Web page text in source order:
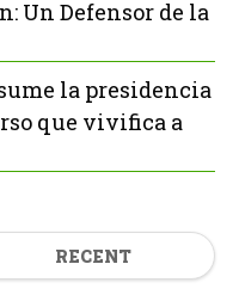
Un Defensor de la
la presidencia
que vivifica a
RECENT